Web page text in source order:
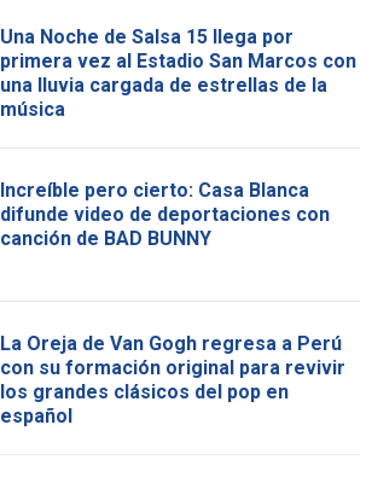
Una Noche de Salsa 15 llega por
primera vez al Estadio San Marcos con
una lluvia cargada de estrellas de la
música
Increíble pero cierto: Casa Blanca
difunde video de deportaciones con
canción de BAD BUNNY
La Oreja de Van Gogh regresa a Perú
con su formación original para revivir
los grandes clásicos del pop en
español